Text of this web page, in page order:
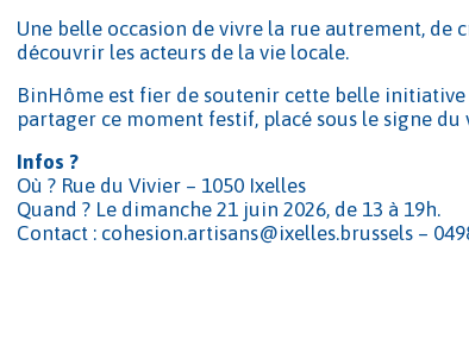
Une belle occasion de vivre la rue autrement, de
découvrir les acteurs de la vie locale.
BinHôme est fier de soutenir cette belle
partager ce moment festif, placé sous le signe du
Infos ?
Où ? Rue du Vivier – 1050 Ixelles
Quand ? Le dimanche 21 juin 2026, de 13 à 19h.
Contact : cohesion.artisans@ixelles.brussels –